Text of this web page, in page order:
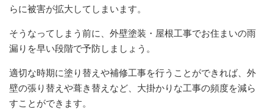
らに被害が拡大してしまいます。
そうなってしまう前に、外壁塗装・屋根工事でお住まいの雨
漏りを早い段階で予防しましょう。
適切な時期に塗り替えや補修工事を行うことができれば、外
壁の張り替えや葺き替えなど、大掛かりな工事の頻度を減ら
すことができます。